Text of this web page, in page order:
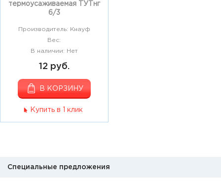
термоусаживаемая ТУТнг
6/3
Производитель: Кнауф
Вес:
В наличии: Нет
12 руб.
В КОРЗИНУ
Купить в 1 клик
Специальные предложения